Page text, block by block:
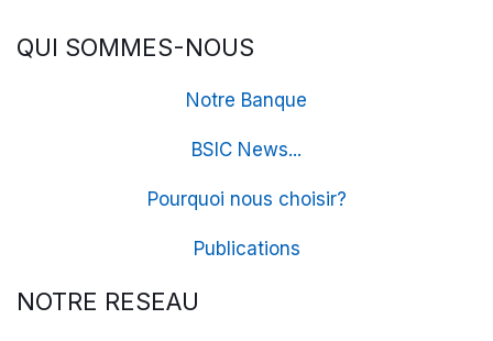
QUI SOMMES-NOUS
Notre Banque
BSIC News...
Pourquoi nous choisir?
Publications
NOTRE RESEAU